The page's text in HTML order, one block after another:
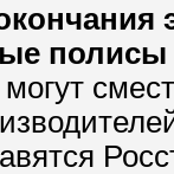
полисы
могут